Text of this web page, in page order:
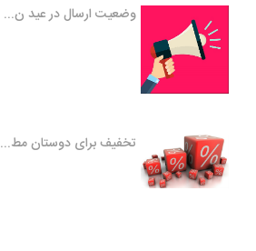
وضعیت ارسال در عید ن...
تخفیف برای دوستان مط...